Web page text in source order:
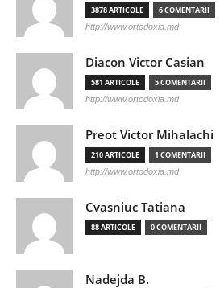
3878 ARTICOLE 6 COMENTARII
http://www.ortodoxia.md
Diacon Victor Casian
581 ARTICOLE 5 COMENTARII
http://www.ortodoxia.md
Preot Victor Mihalachi
210 ARTICOLE 1 COMENTARII
http://www.ortodoxia.md
Cvasniuc Tatiana
88 ARTICOLE 0 COMENTARII
Nadejda B.